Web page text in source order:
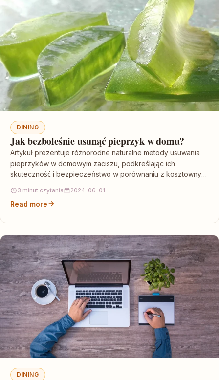
DINING
Jak bezboleśnie usunąć pieprzyk w domu?
Artykuł prezentuje różnorodne naturalne metody usuwania
pieprzyków w domowym zaciszu, podkreślając ich
skuteczność i bezpieczeństwo w porównaniu z kosztownymi
3 minut czytania 2024-06-01
Read more
DINING